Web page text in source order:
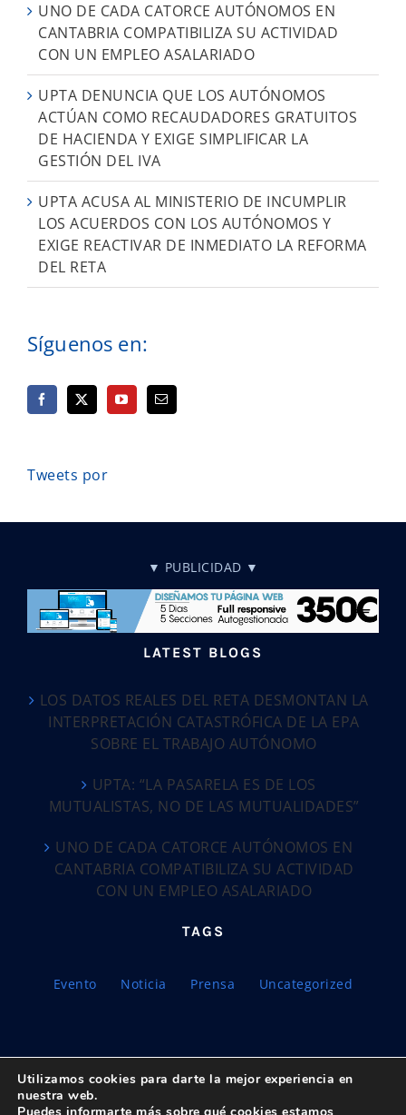
UNO DE CADA CATORCE AUTÓNOMOS EN
CANTABRIA COMPATIBILIZA SU ACTIVIDAD
CON UN EMPLEO ASALARIADO
UPTA DENUNCIA QUE LOS AUTÓNOMOS
ACTÚAN COMO RECAUDADORES GRATUITOS
DE HACIENDA Y EXIGE SIMPLIFICAR LA
GESTIÓN DEL IVA
UPTA ACUSA AL MINISTERIO DE INCUMPLIR
LOS ACUERDOS CON LOS AUTÓNOMOS Y
EXIGE REACTIVAR DE INMEDIATO LA REFORMA
DEL RETA
Síguenos en:
Tweets por
▼ PUBLICIDAD ▼
LATEST BLOGS
LOS DATOS REALES DEL RETA DESMONTAN LA
INTERPRETACIÓN CATASTRÓFICA DE LA EPA
SOBRE EL TRABAJO AUTÓNOMO
UPTA: “LA PASARELA ES DE LOS
MUTUALISTAS, NO DE LAS MUTUALIDADES”
UNO DE CADA CATORCE AUTÓNOMOS EN
CANTABRIA COMPATIBILIZA SU ACTIVIDAD
CON UN EMPLEO ASALARIADO
TAGS
Evento Noticia Prensa Uncategorized
Utilizamos cookies para darte la mejor experiencia en
nuestra web.